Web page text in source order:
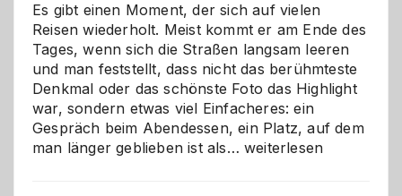
Es gibt einen Moment, der sich auf vielen
Reisen wiederholt. Meist kommt er am Ende des
Tages, wenn sich die Straßen langsam leeren
und man feststellt, dass nicht das berühmteste
Denkmal oder das schönste Foto das Highlight
war, sondern etwas viel Einfacheres: ein
Gespräch beim Abendessen, ein Platz, auf dem
man länger geblieben ist als… Als
weiterlesen